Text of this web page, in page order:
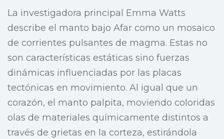
La investigadora principal Emma Watts
describe el manto bajo Afar como un mosaico
de corrientes pulsantes de magma. Estas no
son características estáticas sino fuerzas
dinámicas influenciadas por las placas
tectónicas en movimiento. Al igual que un
corazón, el manto palpita, moviendo coloridas
olas de materiales químicamente distintos a
través de grietas en la corteza, estirándola